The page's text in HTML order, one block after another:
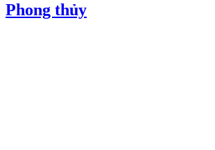
Phong thủy